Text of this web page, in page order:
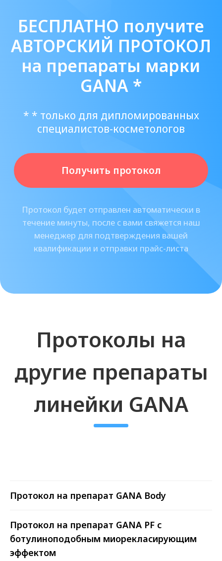
Протокол на препарат GANA Body
Протокол на препарат GANA PF с
ботулиноподобным миорекласирующим
эффектом
О нас
- торгово-
получать сертифицированные,
препараты в кратчайшие сроки.
С 2014 года нами были поставлены
десятки тысячи единиц продукции